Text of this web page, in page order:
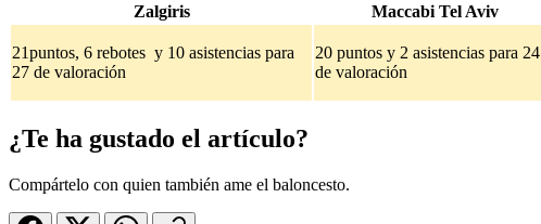
Zalgiris
Maccabi Tel Aviv
21puntos, 6 rebotes y 10 asistencias para
27 de valoración
20 puntos y 2 asistencias para 24
de valoración
¿Te ha gustado el artículo?
Compártelo con quien también ame el baloncesto.